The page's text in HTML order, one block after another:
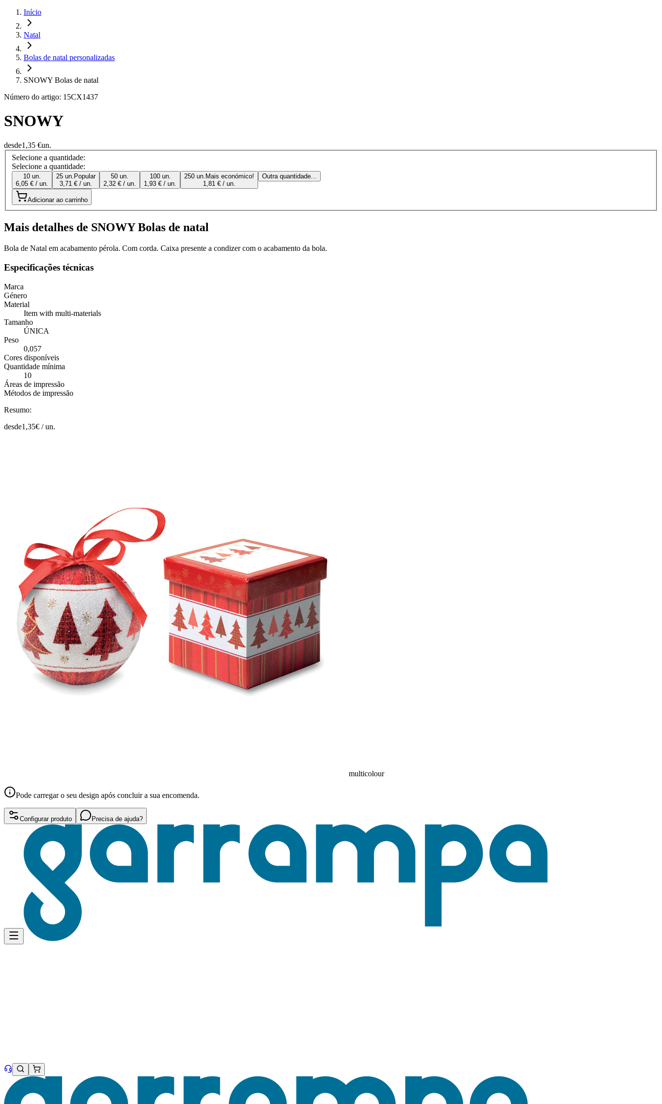
Início
Natal
Bolas de natal personalizadas
SNOWY Bolas de natal
Número do artigo: 15CX1437
SNOWY
desde1,35 €un.
Selecione a quantidade:
Selecione a quantidade:
10 un.
6,05 € / un.
25 un. Popular
3,71 € / un.
50 un.
2,32 € / un.
100 un.
1,93 € / un.
250 un. Mais económico!
1,81 € / un.
Outra quantidade...
Adicionar ao carrinho
Mais detalhes de SNOWY Bolas de natal
Bola de Natal em acabamento pérola. Com corda. Caixa presente a condizer com o acabamento da bola.
Especificações técnicas
Marca
Género
Material
Item with multi-materials
Tamanho
ÚNICA
Peso
0,057
Cores disponíveis
Quantidade mínima
10
Áreas de impressão
Métodos de impressão
Resumo:
desde1,35€ /un.
multicolour
Pode carregar o seu design após concluir a sua encomenda.
Configurar produto Precisa de ajuda?